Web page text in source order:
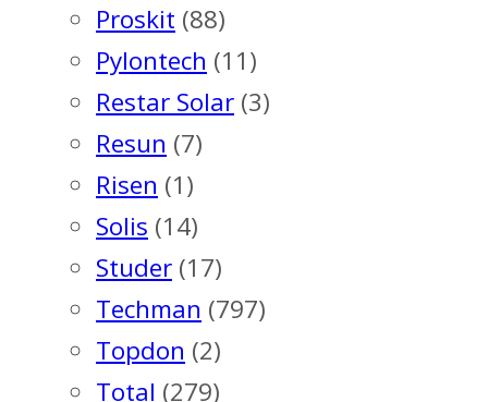
Proskit (88)
Pylontech (11)
Restar Solar (3)
Resun (7)
Risen (1)
Solis (14)
Studer (17)
Techman (797)
Topdon (2)
Total (279)